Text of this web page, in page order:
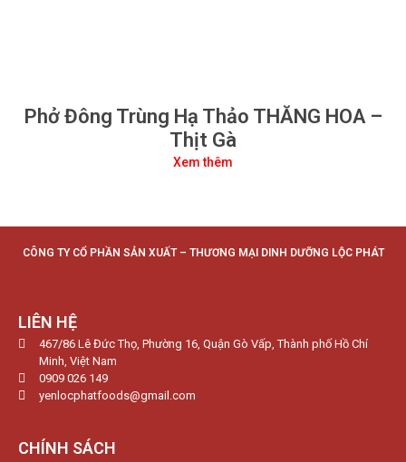
Phở Đông Trùng Hạ Thảo THĂNG HOA –
Thịt Gà
Xem thêm
CÔNG TY CỔ PHẦN SẢN XUẤT – THƯƠNG MẠI DINH DƯỠNG LỘC PHÁT
LIÊN HỆ
467/86 Lê Đức Thọ, Phường 16, Quận Gò Vấp, Thành phố Hồ Chí
Minh, Việt Nam
0909 026 149
yenlocphatfoods@gmail.com
CHÍNH SÁCH